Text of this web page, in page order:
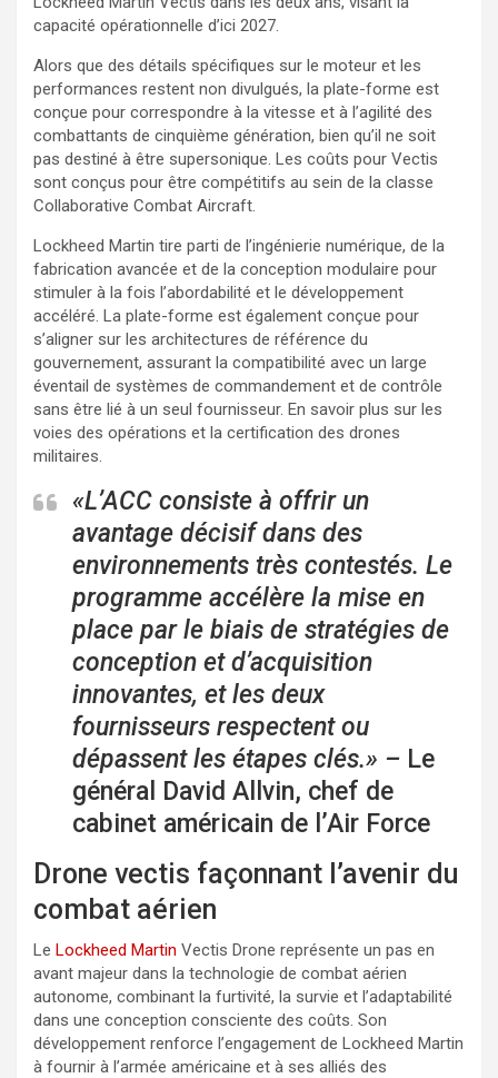
capacité opérationnelle d’ici 2027.
Alors que des détails spécifiques sur le moteur et les
performances restent non divulgués, la plate-forme est
conçue pour correspondre à la vitesse et à l’agilité des
combattants de cinquième génération, bien qu’il ne soit
pas destiné à être supersonique. Les coûts pour Vectis
sont conçus pour être compétitifs au sein de la classe
Collaborative Combat Aircraft.
Lockheed Martin tire parti de l’ingénierie numérique, de la
fabrication avancée et de la conception modulaire pour
stimuler à la fois l’abordabilité et le développement
accéléré. La plate-forme est également conçue pour
s’aligner sur les architectures de référence du
gouvernement, assurant la compatibilité avec un large
éventail de systèmes de commandement et de contrôle
sans être lié à un seul fournisseur. En savoir plus sur les
voies des opérations et la certification des drones
militaires.
«L’ACC consiste à offrir un
avantage décisif dans des
environnements très contestés. Le
programme accélère la mise en
place par le biais de stratégies de
conception et d’acquisition
innovantes, et les deux
fournisseurs respectent ou
dépassent les étapes clés.» – Le
général David Allvin, chef de
cabinet américain de l’Air Force
Drone vectis façonnant l’avenir du
combat aérien
Le Lockheed Martin Vectis Drone représente un pas en
avant majeur dans la technologie de combat aérien
autonome, combinant la furtivité, la survie et l’adaptabilité
dans une conception consciente des coûts. Son
développement renforce l’engagement de Lockheed Martin
à fournir à l’armée américaine et à ses alliés des